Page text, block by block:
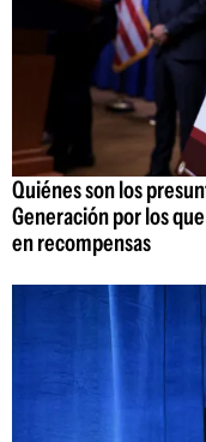
Quiénes son los
Generación por los
en recompensas